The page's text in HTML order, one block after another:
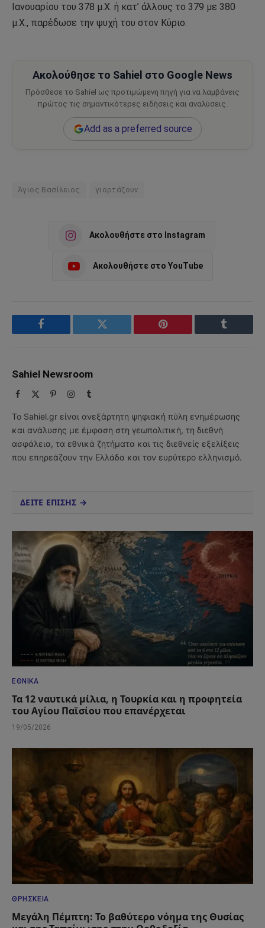
Ιανουαρίου του 378 μ.Χ. ή κατ’ άλλους το 379 με 380
μ.Χ., παρέδωσε την ψυχή του στον Κύριο.
Ακολούθησε το Sahiel στο Google News
Πρόσθεσε το Sahiel ως προτιμώμενη πηγή για να λαμβάνεις
πρώτος τις σημαντικότερες ειδήσεις και αναλύσεις.
Add as a preferred source
Άγιος Βασίλειος γιορτάζουν
Ακολουθήστε στο Instagram
Ακολουθήστε στο YouTube
Facebook Twitter Pinterest Tumblr
Sahiel Newsroom
Facebook PinterestInstagram
Tumblr
Το Sahiel.gr είναι ανεξάρτητη ψηφιακή πύλη ενημέρωσης
και ανάλυσης με έμφαση στη γεωπολιτική, τη διεθνή
ασφάλεια, τα εθνικά ζητήματα και τις διεθνείς εξελίξεις
που επηρεάζουν την Ελλάδα και τον ευρύτερο ελληνισμό.
ΔΕΙΤΕ ΕΠΙΣΗΣ →
ΕΘΝΙΚΆ
Τα 12 ναυτικά μίλια, η Τουρκία και η προφητεία
του Αγίου Παϊσίου που επανέρχεται
19/05/2026
ΘΡΗΣΚΕΊΑ
Μεγάλη Πέμπτη: Το βαθύτερο νόημα της Θυσίας